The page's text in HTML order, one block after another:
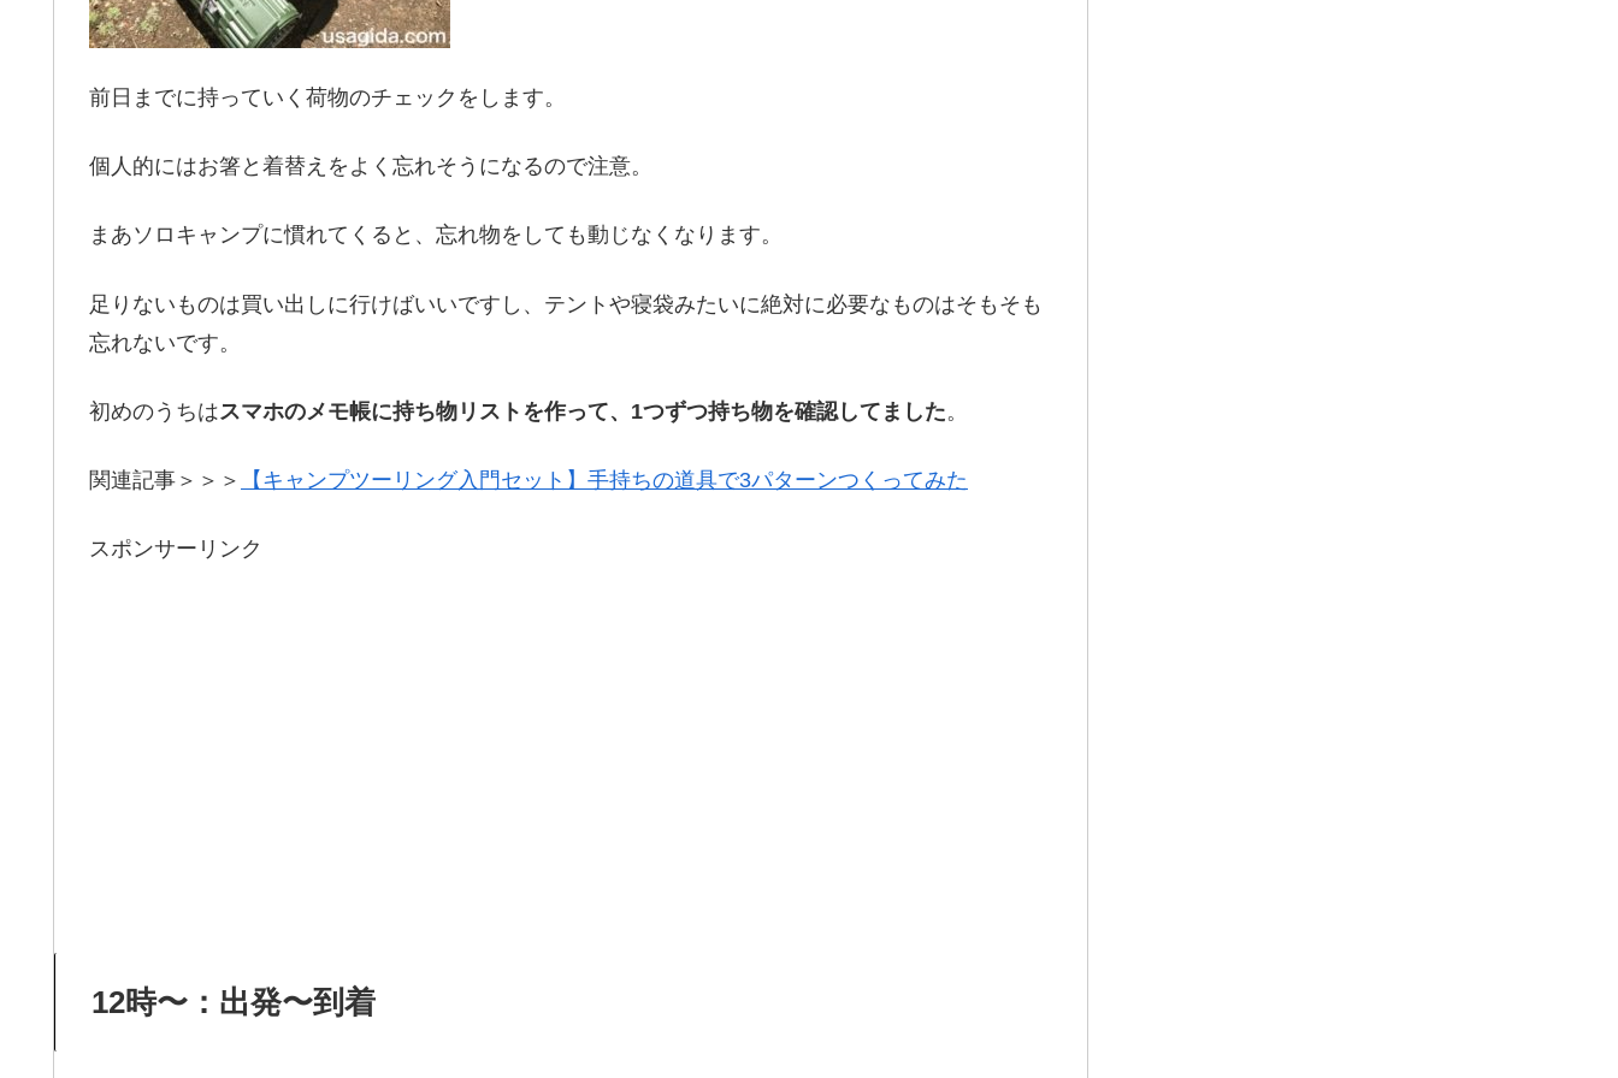
前日までに持っていく荷物のチェックをします。
個人的にはお箸と着替えをよく忘れそうになるので注意。
まあソロキャンプに慣れてくると、忘れ物をしても動じなくなります。
足りないものは買い出しに行けばいいですし、テントや寝袋みたいに絶対に必要なものはそもそも
忘れないです。
初めのうちはスマホのメモ帳に持ち物リストを作って、1つずつ持ち物を確認してました。
関連記事＞＞＞ 【キャンプツーリング入門セット】手持ちの道具で3パターンつくってみた
スポンサーリンク
12時〜：出発〜到着